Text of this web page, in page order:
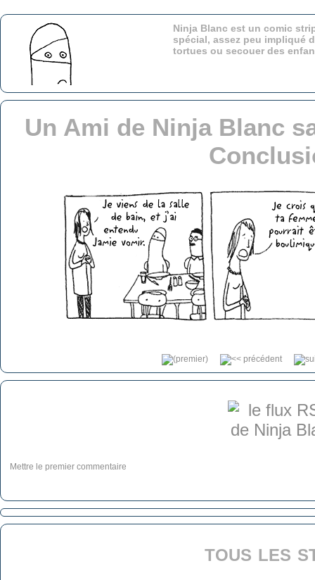
Ninja Blanc est un comic
spécial, assez peu impliqué
tortues ou secouer des
Un Ami de Ninja Blanc
Mettre le premier commentaire
tous les